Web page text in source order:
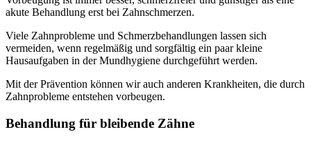
akute Behandlung erst bei Zahnschmerzen.
Viele Zahnprobleme und Schmerzbehandlungen lassen sich
vermeiden, wenn regelmäßig und sorgfältig ein paar kleine
Hausaufgaben in der Mundhygiene durchgeführt werden.
Mit der Prävention können wir auch anderen Krankheiten, die durch
Zahnprobleme entstehen vorbeugen.
Behandlung für bleibende Zähne